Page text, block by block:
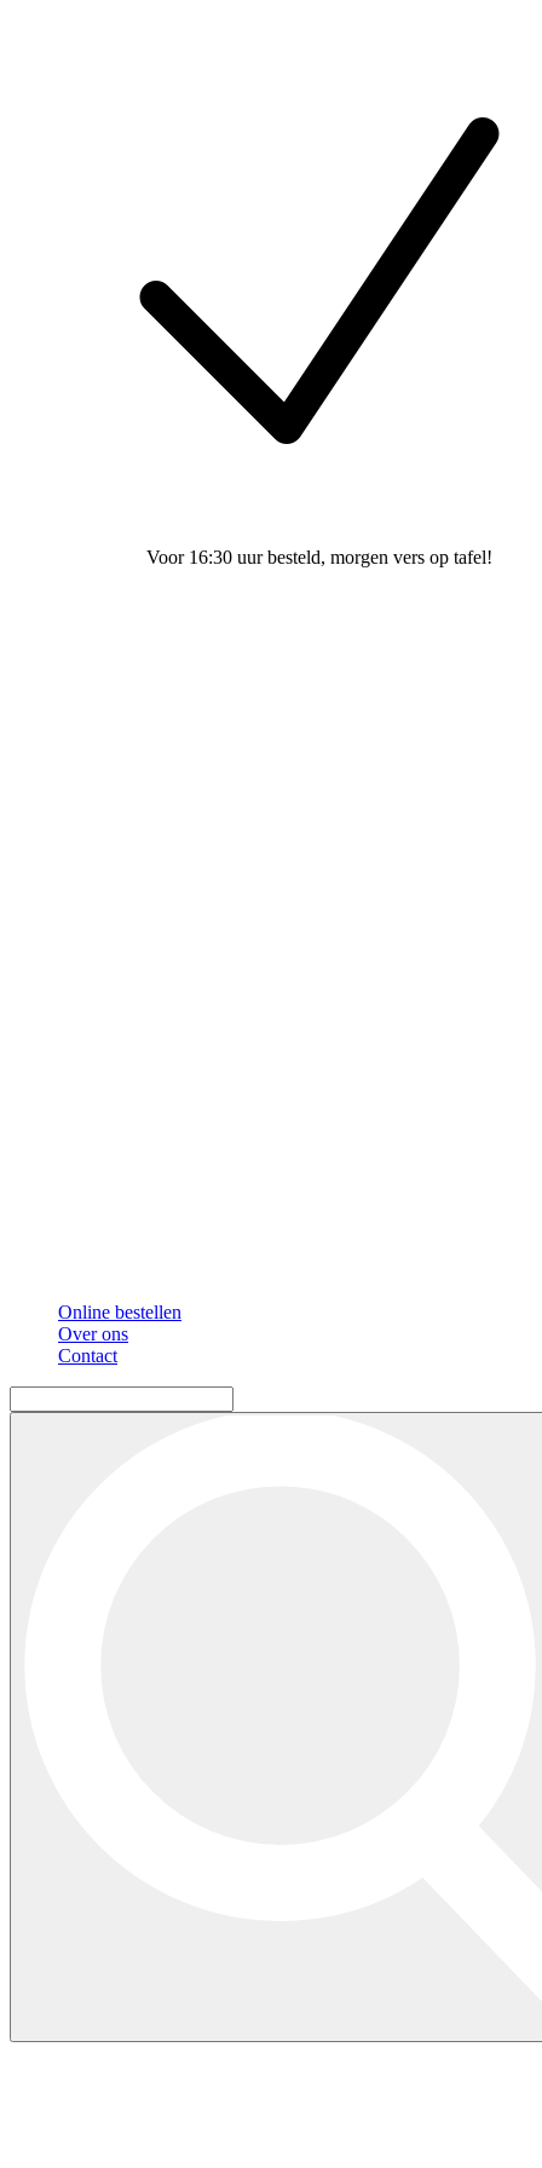
Voor 16:30 uur besteld, morgen vers op tafel!
Online bestellen
Over ons
Contact